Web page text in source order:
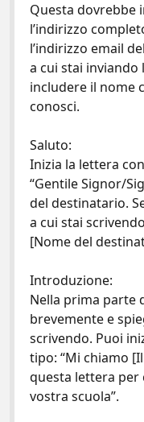
Questa dovrebbe
l’indirizzo
l’indirizzo email
a cui stai inviando
includere il nome
conosci.
Saluto:
Inizia la lettera
“Gentile Signor/
del destinatario.
a cui stai
[Nome del
Introduzione:
Nella prima parte
brevemente e
scrivendo. Puoi
tipo: “Mi chiamo
questa lettera per
vostra scuola”.